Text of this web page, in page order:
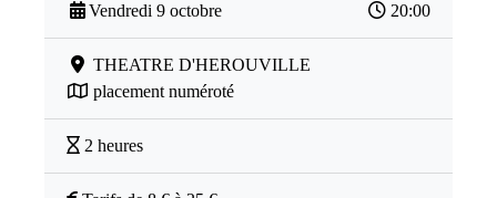
Vendredi 9 octobre 20:00
THEATRE D'HEROUVILLE
placement numéroté
2 heures